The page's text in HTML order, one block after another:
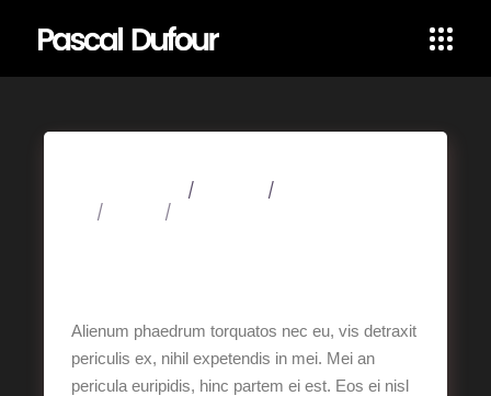
Alienum phaedrum torquatos nec eu, vis detraxit
periculis ex, nihil expetendis in mei. Mei an
pericula euripidis, hinc partem ei est. Eos ei nisl